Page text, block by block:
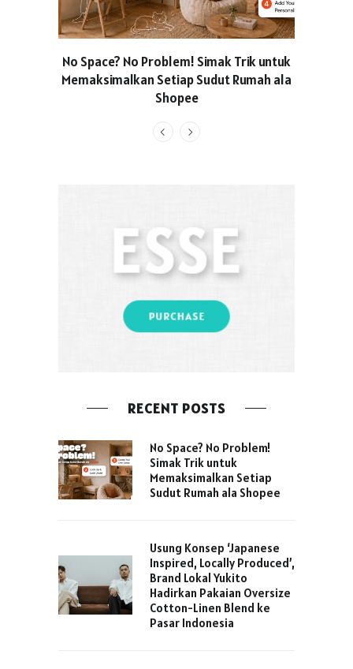
No Space? No Problem! Simak Trik untuk
Memaksimalkan Setiap Sudut Rumah ala
Shopee
RECENT POSTS
No Space? No Problem!
Simak Trik untuk
Memaksimalkan Setiap
Sudut Rumah ala Shopee
Usung Konsep ‘Japanese
Inspired, Locally Produced’,
Brand Lokal Yukito
Hadirkan Pakaian Oversize
Cotton-Linen Blend ke
Pasar Indonesia